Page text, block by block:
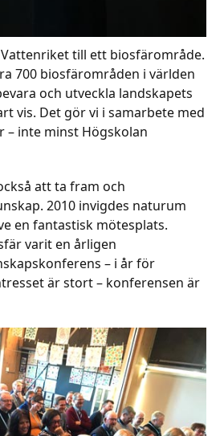
till ett biosfärområde.
700 biosfärområden i världen
och utveckla landskapets
vis. Det gör vi i samarbete med
– inte minst Högskolan
att ta fram och
2010 invigdes naturum
en fantastisk mötesplats.
varit en årligen
– i år för
är stort – konferensen är